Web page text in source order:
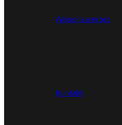
Wissenswertes
Kontakt